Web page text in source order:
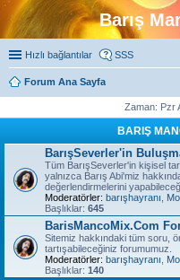
Barış
Hızlı bağlantılar SSS
Forum Ana Sayfa
Zaman: Pzr
BARIŞ
BarışSeverler'in
Tüm BarışSeverler'in kişisel
yalnızca Barış Abi'miz
değerlendirmelerini
Moderatörler: barışhayranı
Başlıklar: 645
BarisMancoMix.Com
Sitemiz hakkındaki tüm soru,
tartışabileceğiniz forumumuz.
Moderatörler: barışhayranı
Başlıklar: 140